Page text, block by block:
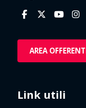
AREA
Link utili